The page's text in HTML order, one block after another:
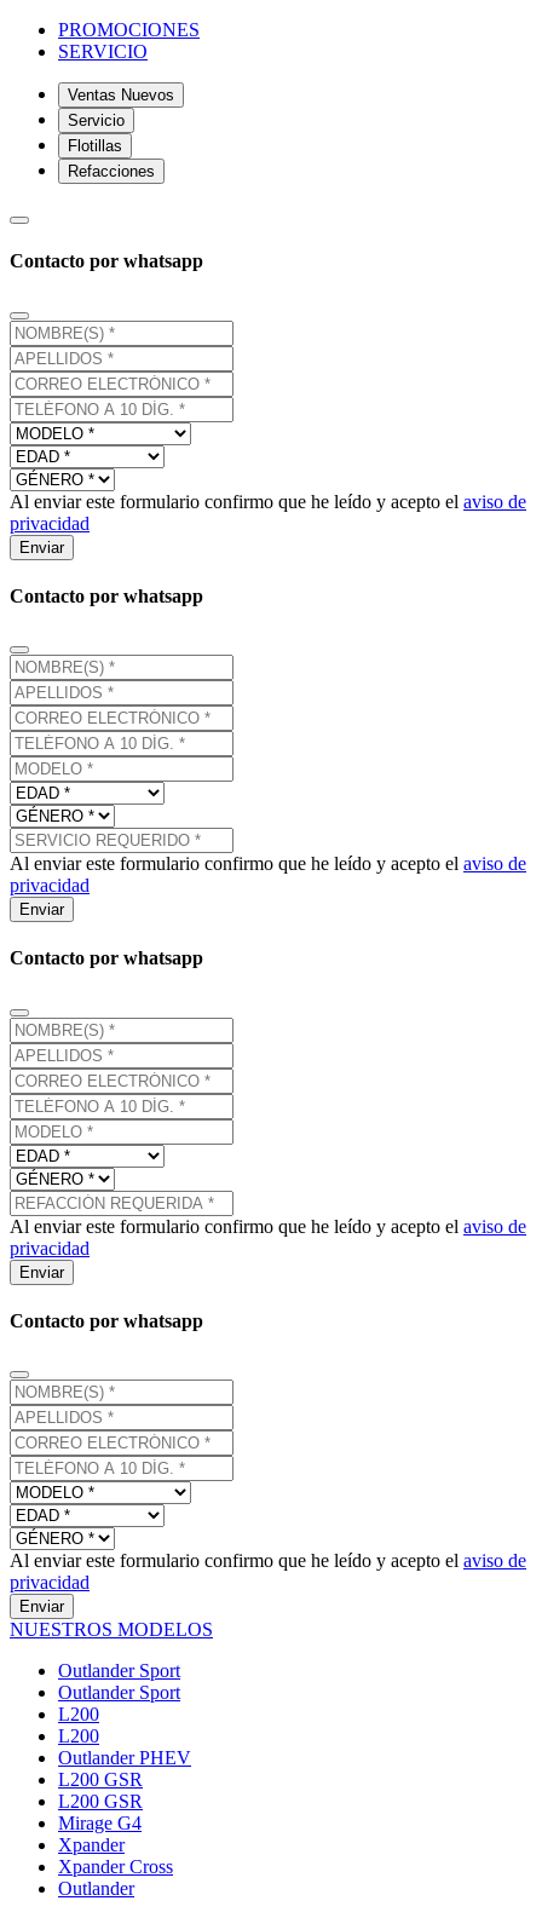
PROMOCIONES
SERVICIO
Ventas Nuevos
Servicio
Flotillas
Refacciones
Contacto por whatsapp
Al enviar este formulario confirmo que he leído y acepto el aviso de
privacidad
Enviar
Contacto por whatsapp
Al enviar este formulario confirmo que he leído y acepto el aviso de
privacidad
Enviar
Contacto por whatsapp
Al enviar este formulario confirmo que he leído y acepto el aviso de
privacidad
Enviar
Contacto por whatsapp
Al enviar este formulario confirmo que he leído y acepto el aviso de
privacidad
Enviar
NUESTROS MODELOS
Outlander Sport
Outlander Sport
L200
L200
Outlander PHEV
L200 GSR
L200 GSR
Mirage G4
Xpander
Xpander Cross
Outlander